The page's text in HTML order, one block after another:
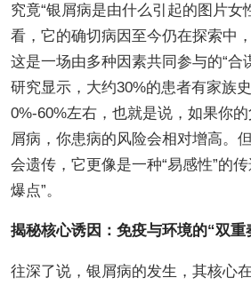
究竟“银屑病是由什么引起的图片女
看，它的确切病因至今仍在探索中
这是一场由多种因素共同参与的“合
研究显示，大约30%的患者有家族
0%-60%左右，也就是说，如果你
屑病，你患病的风险会相对增高。
会遗传，它更像是一种“易感性”的传
爆点”。
揭秘核心诱因：免疫与环境的“双重
往深了说，银屑病的发生，其核心